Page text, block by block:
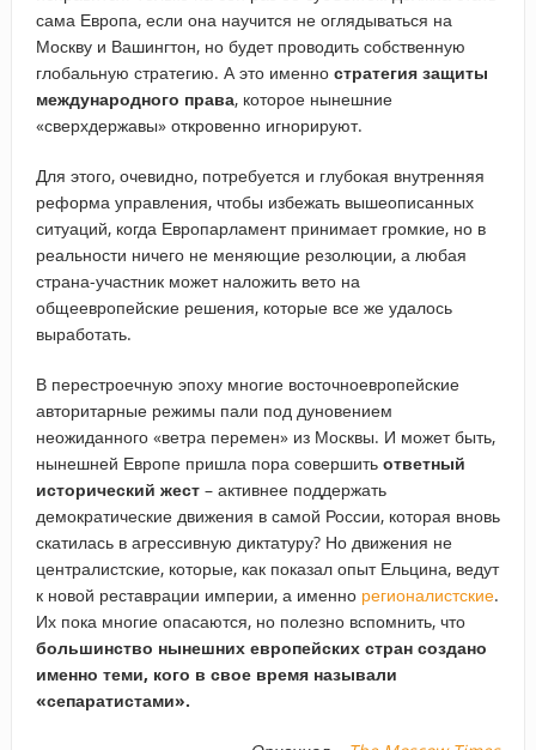
сама Европа, если она научится не оглядываться на
Москву и Вашингтон, но будет проводить собственную
глобальную стратегию. А это именно стратегия защиты
международного права, которое нынешние
«сверхдержавы» откровенно игнорируют.
Для этого, очевидно, потребуется и глубокая внутренняя
реформа управления, чтобы избежать вышеописанных
ситуаций, когда Европарламент принимает громкие, но в
реальности ничего не меняющие резолюции, а любая
страна-участник может наложить вето на
общеевропейские решения, которые все же удалось
выработать.
В перестроечную эпоху многие восточноевропейские
авторитарные режимы пали под дуновением
неожиданного «ветра перемен» из Москвы. И может быть,
нынешней Европе пришла пора совершить ответный
исторический жест– активнее поддержать
демократические движения в самой России, которая вновь
скатилась в агрессивную диктатуру? Но движения не
централистские, которые, как показал опыт Ельцина, ведут
к новой реставрации империи, а именно регионалистские.
Их пока многие опасаются, но полезно вспомнить, что
большинство нынешних европейских стран создано
именно теми, кого в свое время называли
«сепаратистами».